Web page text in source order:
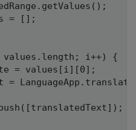
= [];
i++) {
= values[i][0];
=